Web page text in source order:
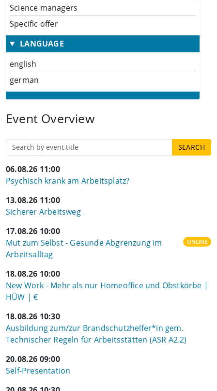
Science managers
Specific offer
LANGUAGE
english
german
Event Overview
06.08.26 11:00
Psychisch krank am Arbeitsplatz?
13.08.26 11:00
Sicherer Arbeitsweg
17.08.26 10:00
Mut zum Selbst - Gesunde Abgrenzung im
Arbeitsalltag
ONLINE
18.08.26 10:00
New Work - Mehr als nur Homeoffice und Obstkörbe |
HÜW | €
18.08.26 10:30
Ausbildung zum/zur Brandschutzhelfer*in gem.
Technischer Regeln für Arbeitsstätten (ASR A2.2)
20.08.26 09:00
Self-Presentation